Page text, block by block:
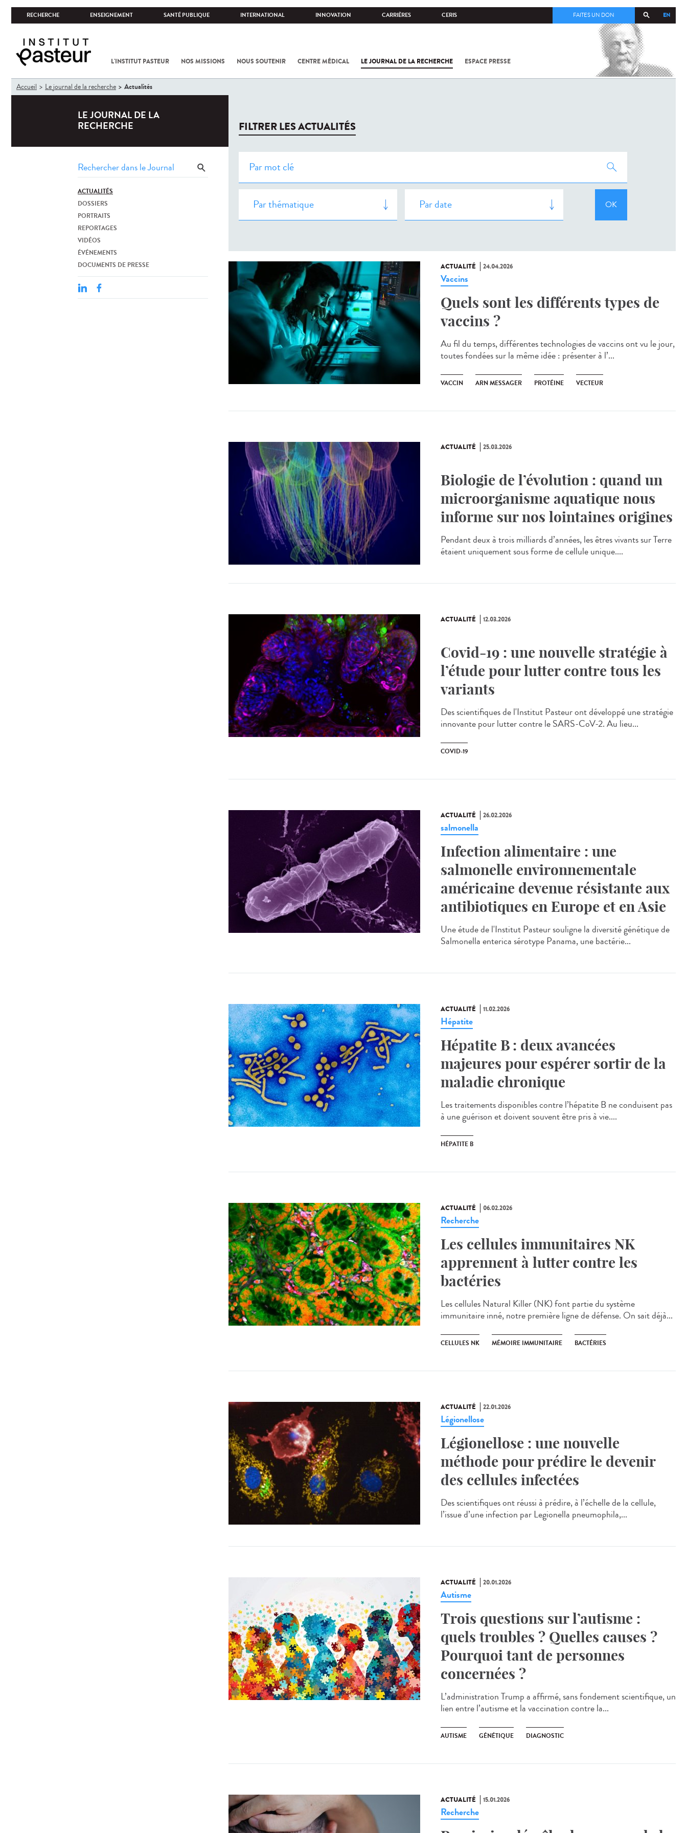
RECHERCHE ENSEIGNEMENT SANTÉ PUBLIQUE INTERNATIONAL INNOVATION CARRIÈRES CERIS EN
FAITES UN DON
L'INSTITUT PASTEUR NOS MISSIONS NOUS SOUTENIR CENTRE MÉDICAL LE JOURNAL DE LA RECHERCHE ESPACE PRESSE
COV-2 /
Vous
êtes
Accueil Le journal de la recherche Actualités
LE JOURNAL DE LA
RECHERCHE
ACTUALITÉS
DOSSIERS
PORTRAITS
REPORTAGES
VIDÉOS
ÉVÉNEMENTS
DOCUMENTS DE PRESSE
FILTRER LES ACTUALITÉS
ACTUALITÉ 24.04.2026
Vaccins
Quels sont les différents types de
vaccins ?
Au fil du temps, différentes technologies de vaccins ont vu le jour,
toutes fondées sur la même idée : présenter à l’...
VACCIN ARN MESSAGER PROTÉINE VECTEUR
ACTUALITÉ 25.03.2026
Biologie de l’évolution : quand un
microorganisme aquatique nous
informe sur nos lointaines origines
Pendant deux à trois milliards d’années, les êtres vivants sur Terre
étaient uniquement sous forme de cellule unique....
ACTUALITÉ 12.03.2026
Covid-19 : une nouvelle stratégie à
l’étude pour lutter contre tous les
variants
Des scientifiques de l'Institut Pasteur ont développé une stratégie
innovante pour lutter contre le SARS-CoV-2. Au lieu...
COVID-19
ACTUALITÉ 26.02.2026
salmonella
Infection alimentaire : une
salmonelle environnementale
américaine devenue résistante aux
antibiotiques en Europe et en Asie
Une étude de l'Institut Pasteur souligne la diversité génétique de
Salmonella enterica sérotype Panama, une bactérie...
ACTUALITÉ 11.02.2026
Hépatite
Hépatite B : deux avancées
majeures pour espérer sortir de la
maladie chronique
Les traitements disponibles contre l’hépatite B ne conduisent pas
à une guérison et doivent souvent être pris à vie....
HÉPATITE B
ACTUALITÉ 06.02.2026
Recherche
Les cellules immunitaires NK
apprennent à lutter contre les
bactéries
Les cellules Natural Killer (NK) font partie du système
immunitaire inné, notre première ligne de défense. On sait déjà...
CELLULES NK MÉMOIRE IMMUNITAIRE BACTÉRIES
ACTUALITÉ 22.01.2026
Légionellose
Légionellose : une nouvelle
méthode pour prédire le devenir
des cellules infectées
Des scientifiques ont réussi à prédire, à l’échelle de la cellule,
l’issue d’une infection par Legionella pneumophila,...
ACTUALITÉ 20.01.2026
Autisme
Trois questions sur l’autisme :
quels troubles ? Quelles causes ?
Pourquoi tant de personnes
concernées ?
L’administration Trump a affirmé, sans fondement scientifique, un
lien entre l’autisme et la vaccination contre la...
AUTISME GÉNÉTIQUE DIAGNOSTIC
ACTUALITÉ 15.01.2026
Recherche